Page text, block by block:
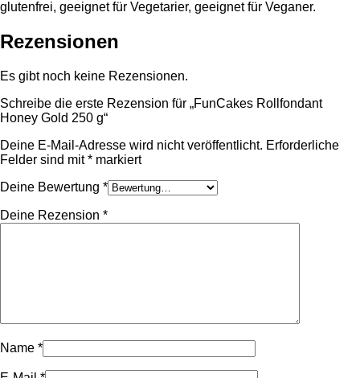
glutenfrei, geeignet für Vegetarier, geeignet für Veganer.
Rezensionen
Es gibt noch keine Rezensionen.
Schreibe die erste Rezension für „FunCakes Rollfondant
Honey Gold 250 g“
Deine E-Mail-Adresse wird nicht veröffentlicht. Erforderliche
Felder sind mit* markiert
Deine Bewertung *
Deine Rezension *
Name *